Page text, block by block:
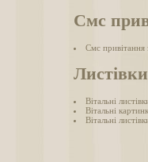
Смс
Смс
Вітальні
Вітальні
Вітальні